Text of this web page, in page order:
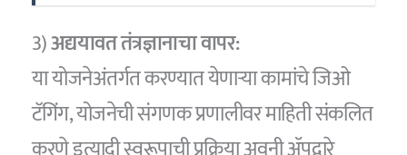
3)अद्ययावत तंत्रज्ञानाचा वापर:
या योजनेअंतर्गत करण्यात येणाऱ्या कामांचे जिओ
टॅगिंग, योजनेची संगणक प्रणालीवर माहिती संकलित